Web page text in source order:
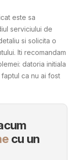
este sa
serviciului de
si solicita o
Iti recomandam
datoria initiala
ca nu ai fost
cu un